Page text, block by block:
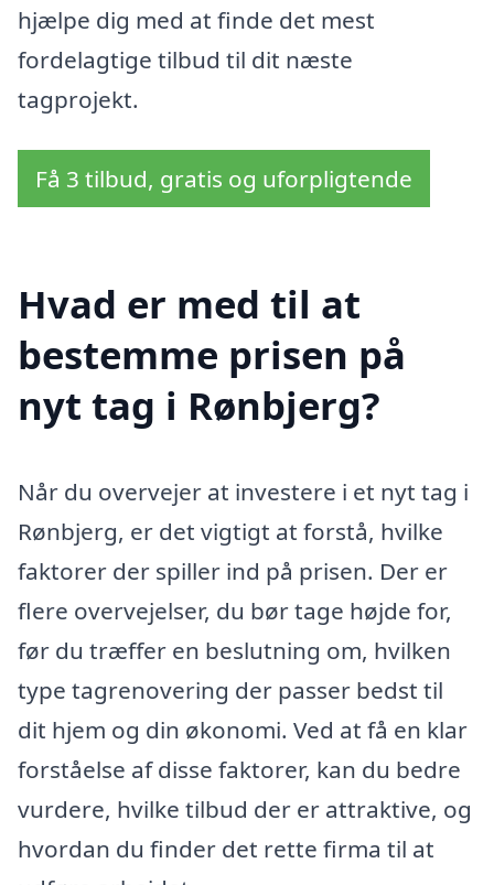
hjælpe dig med at finde det mest
fordelagtige tilbud til dit næste
tagprojekt.
Få 3 tilbud, gratis og uforpligtende
Hvad er med til at
bestemme prisen på
nyt tag i Rønbjerg?
Når du overvejer at investere i et nyt tag i
Rønbjerg, er det vigtigt at forstå, hvilke
faktorer der spiller ind på prisen. Der er
flere overvejelser, du bør tage højde for,
før du træffer en beslutning om, hvilken
type tagrenovering der passer bedst til
dit hjem og din økonomi. Ved at få en klar
forståelse af disse faktorer, kan du bedre
vurdere, hvilke tilbud der er attraktive, og
hvordan du finder det rette firma til at